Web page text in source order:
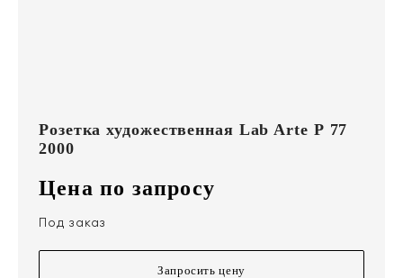
Розетка художественная Lab Arte Р 77
2000
Цена по запросу
Под заказ
Запросить цену